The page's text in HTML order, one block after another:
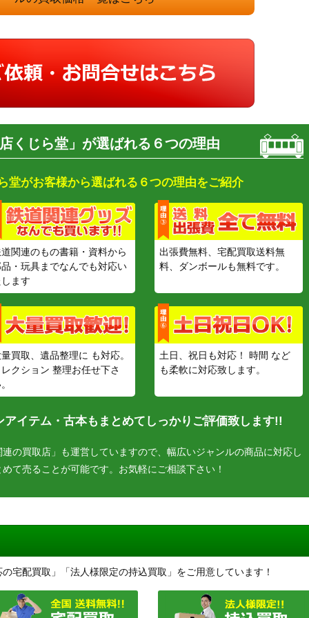
くじら堂」が選ばれる６つの理由
堂がお客様から選ばれる６つの理由をご紹介
関連のもの書籍・資料から
・玩具までなんでも対応い
ます
出張費無料、宅配買取送料無
料、ダンボールも無料です。
買取、遺品整理に も対応。
クション 整理お任せ下さ
土日、祝日も対応！ 時間 など
も柔軟に対応致します。
イテム・古本もまとめてしっかりご評価致します!!
の買取店」も運営していますので、幅広いジャンルの商品に対応し
て売ることが可能です。お気軽にご相談下さい！
宅配買取」「法人様限定の持込買取」をご用意しています！